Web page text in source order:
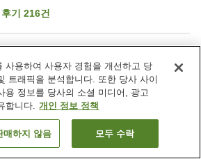
기 216건
스파 / 미용실
세탁 (유료)
객실 보기
사용하여 사용자 경험을 개선하고 당
트래픽을 분석합니다. 또한 당사 사이
용 정보를 당사의 소셜 미디어, 광고
합니다. 개인 정보 정책
매하지 않음 모두 수락